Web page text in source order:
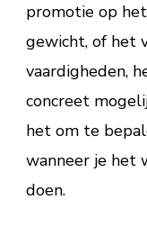
promotie op
gewicht, of het
vaardigheden,
concreet
het om te
wanneer je het
doen.